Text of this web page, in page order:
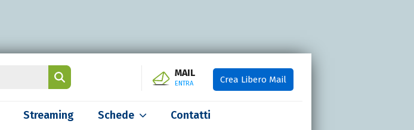
MAIL
ENTRA Crea Libero Mail
Streaming Schede Contatti